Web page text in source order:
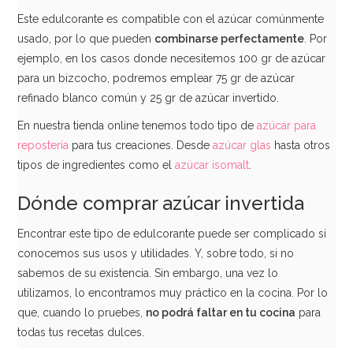
Este edulcorante es compatible con el azúcar comúnmente
usado, por lo que pueden combinarse perfectamente . Por
ejemplo, en los casos donde necesitemos 100 gr de azúcar
para un bizcocho, podremos emplear 75 gr de azúcar
refinado blanco común y 25 gr de azúcar invertido.
En nuestra tienda online tenemos todo tipo deazúcar para
repostería para tus creaciones. Desdeazúcar glas hasta otros
tipos de ingredientes como elazúcar isomalt
Dónde comprar azúcar invertida
Encontrar este tipo de edulcorante puede ser complicado si
conocemos sus usos y utilidades. Y, sobre todo, si no
sabemos de su existencia. Sin embargo, una vez lo
utilizamos, lo encontramos muy práctico en la cocina. Por lo
que, cuando lo pruebes, no podrá faltar en tu cocina para
todas tus recetas dulces.